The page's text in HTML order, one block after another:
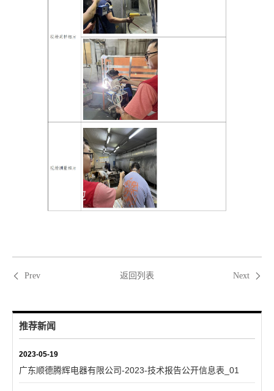
Prev 返回列表 Next
推荐新闻
2023-05-19
广东顺德腾辉电器有限公司-2023-技术报告公开信息表_01